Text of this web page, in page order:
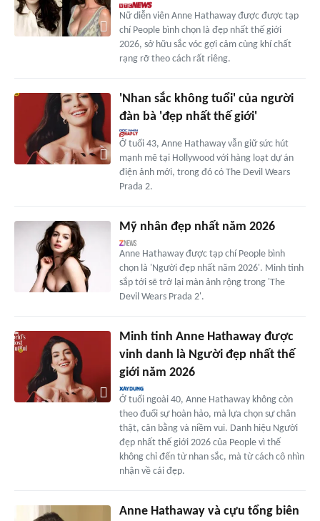
Nữ diễn viên Anne Hathaway được được tạp
chí People bình chọn là đẹp nhất thế giới
2026, sở hữu sắc vóc gợi cảm cùng khí chất
rạng rỡ theo cách rất riêng.
'Nhan sắc không tuổi' của người
đàn bà 'đẹp nhất thế giới'
Ở tuổi 43, Anne Hathaway vẫn giữ sức hút
mạnh mẽ tại Hollywood với hàng loạt dự án
điện ảnh mới, trong đó có The Devil Wears
Prada 2.
Mỹ nhân đẹp nhất năm 2026
Anne Hathaway được tạp chí People bình
chọn là 'Người đẹp nhất năm 2026'. Minh tinh
sắp tới sẽ trở lại màn ảnh rộng trong 'The
Devil Wears Prada 2'.
Minh tinh Anne Hathaway được
vinh danh là Người đẹp nhất thế
giới năm 2026
Ở tuổi ngoài 40, Anne Hathaway không còn
theo đuổi sự hoàn hảo, mà lựa chọn sự chân
thật, cân bằng và niềm vui. Danh hiệu Người
đẹp nhất thế giới 2026 của People vì thế
không chỉ đến từ nhan sắc, mà từ cách cô nhìn
nhận về cái đẹp.
Anne Hathaway và cựu tổng biên